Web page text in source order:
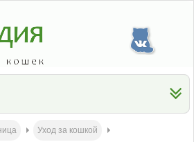
Уход за кошкой